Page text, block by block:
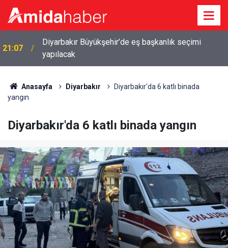
20:25 İkiz kızlarıyla gündem olan Abuzer Doğan kimdir?
Anasayfa Diyarbakır
Diyarbakır'da 6 katlı binada
yangın
Diyarbakır'da 6 katlı binada yangın